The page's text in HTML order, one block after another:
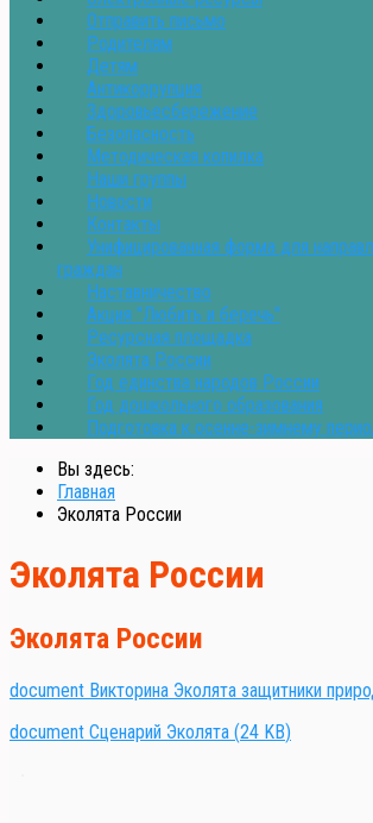
Отправить письмо
Родителям
Детям
Антикоррупция
Здоровьесбережение
Безопасность
Методическая копилка
Наши группы
Новости
Контакты
Унифицированная форма для
граждан
Наставничество
Акция "Любить и беречь"
Ресурсная площадка
Эколята России
Год единства народов России
Год дошкольного образования
Подготовка к осенне-зимнему
Вы здесь:
Главная
Эколята России
Эколята России
Эколята России
document Викторина Эколята защитники
document Сценарий Эколята (24 KB)